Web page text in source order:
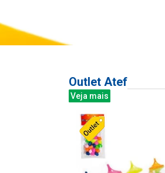
Outlet Atef
Veja mais